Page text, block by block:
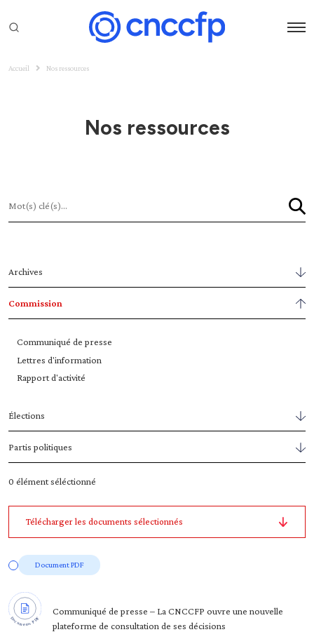
Accueil Nos ressources
Nos ressources
Archives
Commission
Communiqué de presse
Lettres d'information
Rapport d'activité
Élections
Partis politiques
0 élément séléctionné
Télécharger les documents sélectionnés
Document PDF
Communiqué de presse – La CNCCFP ouvre une nouvelle
plateforme de consultation de ses décisions